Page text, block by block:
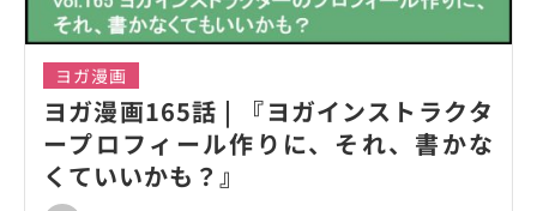
ヨガ漫画
ヨガ漫画165話 | 『ヨガインストラクタ
ープロフィール作りに、それ、書かな
くていいかも？』